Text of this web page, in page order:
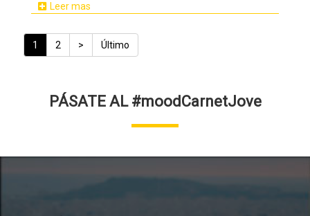
Leer mas
PaginaciónPágina
actual
1 Pàgina
2
Siguiente
página
>
Última
página
Último
PÁSATE AL #moodCarnetJove